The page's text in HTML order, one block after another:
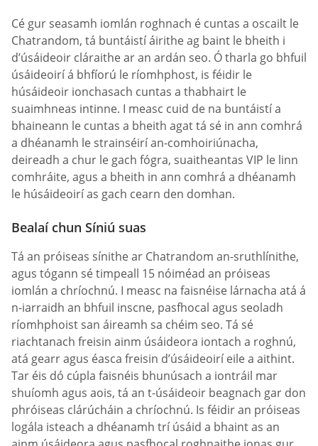
Cé gur seasamh iomlán roghnach é cuntas a oscailt le
Chatrandom, tá buntáistí áirithe ag baint le bheith i
d’úsáideoir cláraithe ar an ardán seo. Ó tharla go bhfuil
úsáideoirí á bhfíorú le ríomhphost, is féidir le
húsáideoir ionchasach cuntas a thabhairt le
suaimhneas intinne. I measc cuid de na buntáistí a
bhaineann le cuntas a bheith agat tá sé in ann comhrá
a dhéanamh le strainséirí an-comhoiriúnacha,
deireadh a chur le gach fógra, suaitheantas VIP le linn
comhráite, agus a bheith in ann comhrá a dhéanamh
le húsáideoirí as gach cearn den domhan.
Bealaí chun Síniú suas
Tá an próiseas sínithe ar Chatrandom an-sruthlínithe,
agus tógann sé timpeall 15 nóiméad an próiseas
iomlán a chríochnú. I measc na faisnéise lárnacha atá á
n-iarraidh an bhfuil inscne, pasfhocal agus seoladh
ríomhphoist san áireamh sa chéim seo. Tá sé
riachtanach freisin ainm úsáideora iontach a roghnú,
atá gearr agus éasca freisin d’úsáideoirí eile a aithint.
Tar éis dó cúpla faisnéis bhunúsach a iontráil mar
shuíomh agus aois, tá an t-úsáideoir beagnach gar don
phróiseas clárúcháin a chríochnú. Is féidir an próiseas
logála isteach a dhéanamh trí úsáid a bhaint as an